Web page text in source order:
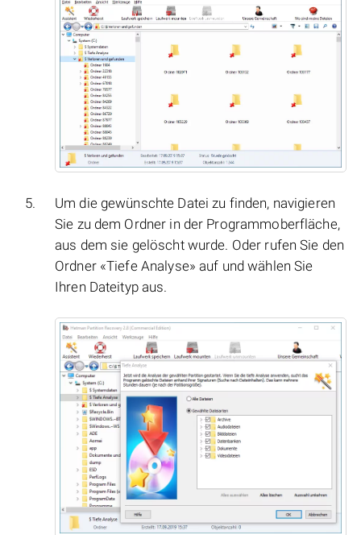
Um die gewünschte Datei zu finden, navigieren
Sie zu dem Ordner in der Programmoberfläche,
aus dem sie gelöscht wurde. Oder rufen Sie den
Ordner «Tiefe Analyse» auf und wählen Sie
Ihren Dateityp aus.